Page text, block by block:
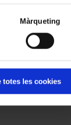
Màrqueting
totes les cookies